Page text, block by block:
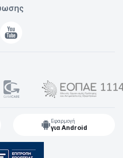
Εφαρμογή
για Android